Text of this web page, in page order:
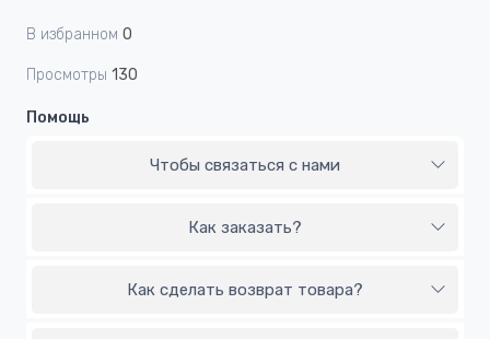
В избранном 0
Просмотры 130
Помощь
Чтобы связаться с нами
Как заказать?
Как сделать возврат товара?